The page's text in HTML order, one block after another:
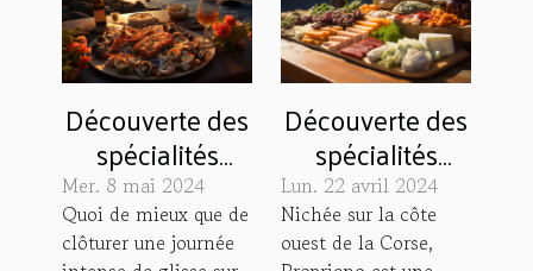
Découverte des
spécialités
culinaires à
savourer après
une journée de
Mer. 8 mai 2024
Quoi de mieux que de
clôturer une journée
Découverte des
spécialités
culinaires de
Propriano : Un
voyage pour les
Lun. 22 avril 2024
Nichée sur la côte
ouest de la Corse,